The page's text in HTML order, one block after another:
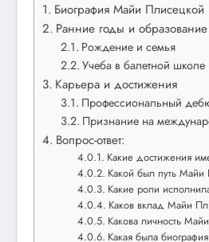
Биография Майи Плисецкой
Ранние годы и образование
Рождение и семья
Учеба в балетной школе
Карьера и достижения
Профессиональный
Признание на
Вопрос-ответ:
Какие достижения
Какой был путь Майи
Какие роли
Каков вклад Майи
Какова личность
Какая была